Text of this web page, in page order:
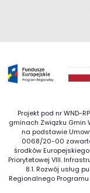
Projekt pod nr WND-
gminach Związku Gmin
na podstawie
0068/20-00
środków
Priorytetowej VIII.
8.1. Rozwój usług
Regionalnego